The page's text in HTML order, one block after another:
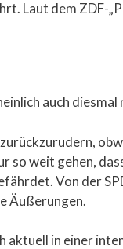
Laut dem ZDF-
auch diesmal
so weit gehen,
Von der
Äußerungen.
in einer